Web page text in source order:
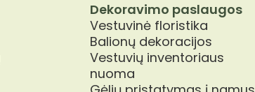
Dekoravimo paslaugos
Vestuvinė floristika
Balionų dekoracijos
Vestuvių inventoriaus
nuoma